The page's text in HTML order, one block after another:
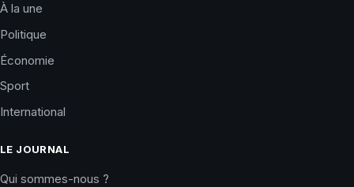
À la une
Politique
Économie
Sport
International
LE JOURNAL
Qui sommes-nous ?